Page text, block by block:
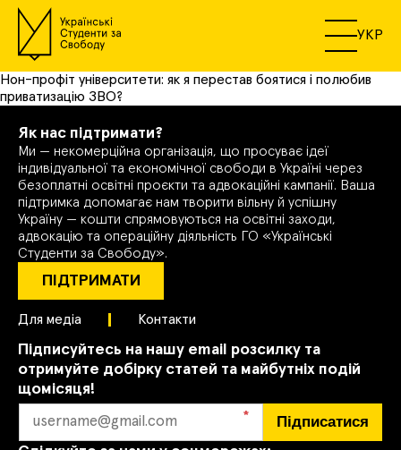
УКР
Нон-профіт університети: як я перестав боятися і полюбив
приватизацію ЗВО?
Як нас підтримати?
Ми — некомерційна організація, що просуває ідеї
індивідуальної та економічної свободи в Україні через
безоплатні освітні проєкти та адвокаційні кампанії. Ваша
підтримка допомагає нам творити вільну й успішну
Україну — кошти спрямовуються на освітні заходи,
адвокацію та операційну діяльність ГО «Українські
Студенти за Свободу».
ПІДТРИМАТИ
Для медіа Контакти
Підписуйтесь на нашу email розсилку та
отримуйте добірку статей та майбутніх подій
щомісяця!
* Підписатися